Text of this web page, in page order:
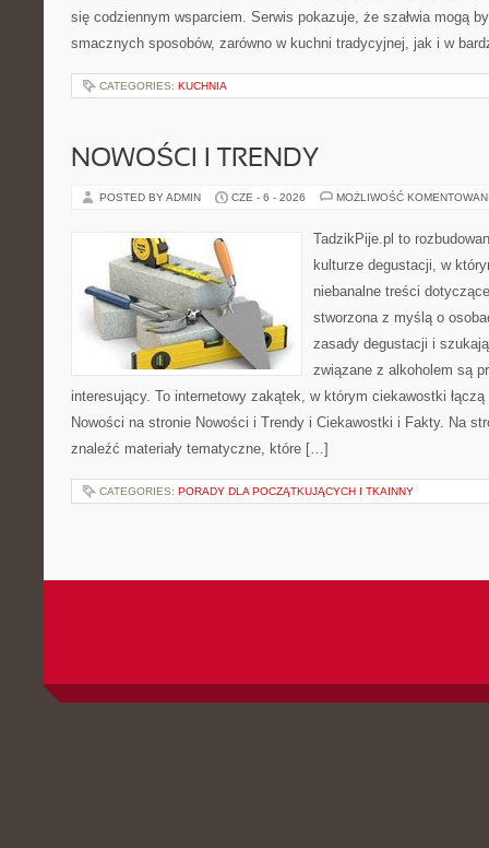
się codziennym wsparciem. Serwis pokazuje, że szałwia mogą
smacznych sposobów, zarówno w kuchni tradycyjnej, jak i w
CATEGORIES: KUCHNIA
NOWOŚCI I TRENDY
POSTED BY ADMIN CZE - 6 - 2026 MOŻLIWOŚĆ
TadzikPije.pl to
kulturze degustacji, w
niebanalne treści
stworzona z myślą o
zasady degustacji i
związane z alkoholem są
interesujący. To internetowy zakątek, w którym ciekawostki
Nowości na stronie Nowości i Trendy i Ciekawostki i Fakty. Na
znaleźć materiały tematyczne, które […]
CATEGORIES: PORADY DLA POCZĄTKUJĄCYCH I TKAINNY